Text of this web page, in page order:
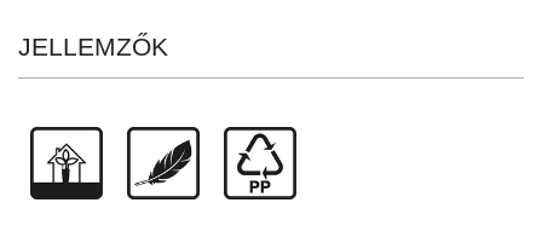
JELLEMZŐK